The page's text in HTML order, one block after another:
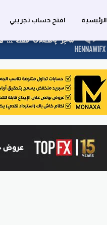
الرئيسية افتح حساب تجريبي